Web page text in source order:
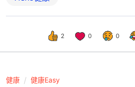
2 0 0
健康 健康Easy